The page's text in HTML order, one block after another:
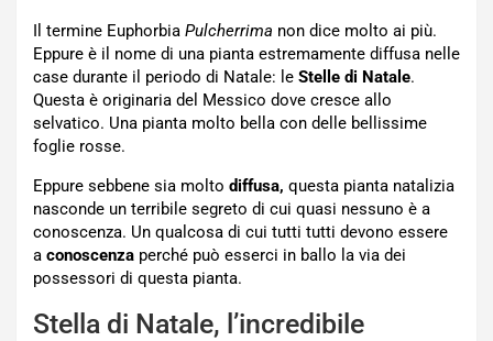
Il termine Euphorbia Pulcherrima non dice molto ai più.
Eppure è il nome di una pianta estremamente diffusa nelle
case durante il periodo di Natale: le Stelle di Natale.
Questa è originaria del Messico dove cresce allo
selvatico. Una pianta molto bella con delle bellissime
foglie rosse.
Eppure sebbene sia molto diffusa, questa pianta natalizia
nasconde un terribile segreto di cui quasi nessuno è a
conoscenza. Un qualcosa di cui tutti tutti devono essere
a conoscenza perché può esserci in ballo la via dei
possessori di questa pianta.
Stella di Natale, l’incredibile